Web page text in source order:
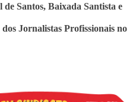
Santos, Baixada Santista e
Jornalistas Profissionais no